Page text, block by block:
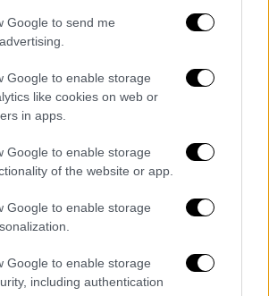
Google to send me
Google to enable storage
like cookies on web or
in apps.
Google to enable storage
of the website or app.
Google to enable storage
Google to enable storage
including authentication
είναι ακόμη πραγματικός
ούτε στιγμή. Όμως
με ακούσετε καθαρά: αυτό δεν
COVID.Ο τρέχων κίνδυνος για
από τον χανταϊό παραμένει
μου και εγώ το
κατηγορηματικά και το
τις τελευταίες
κολλά χανταϊό μέσω
ιδιαίτερα όταν